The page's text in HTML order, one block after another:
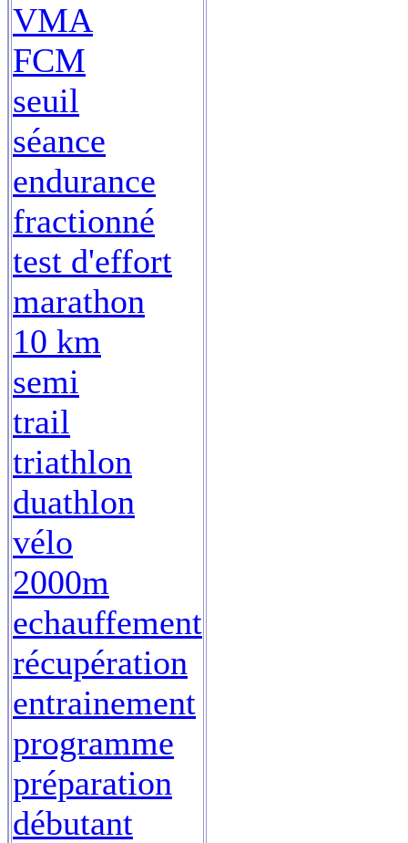
VMA
FCM
seuil
séance
endurance
fractionné
test d'effort
marathon
10 km
semi
trail
triathlon
duathlon
vélo
2000m
echauffement
récupération
entrainement
programme
préparation
débutant